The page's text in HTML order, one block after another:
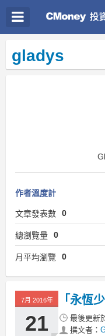
gladys
作者溫度計
文章發表數 0
總瀏覽量 0
月平均瀏覽 0
7月 2016年
21
「永恆
最後更新
撰文者：